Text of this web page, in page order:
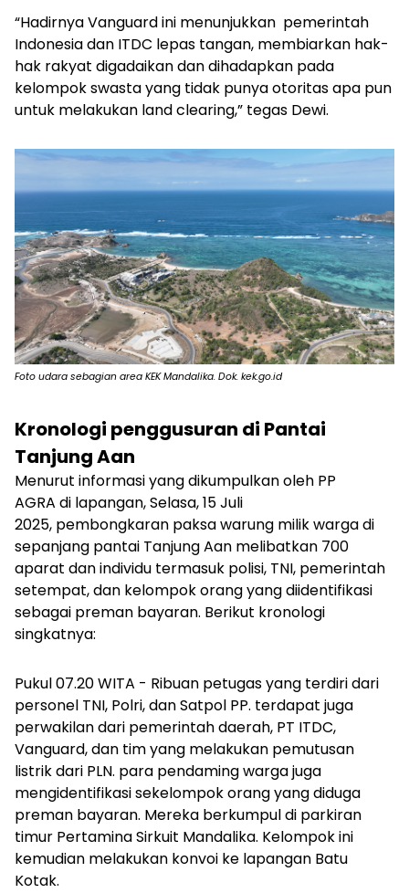
“Hadirnya Vanguard ini menunjukkan pemerintah
Indonesia dan ITDC lepas tangan, membiarkan hak-
hak rakyat digadaikan dan dihadapkan pada
kelompok swasta yang tidak punya otoritas apa pun
untuk melakukan land clearing,” tegas Dewi.
Foto udara sebagian area KEK Mandalika. Dok. kek.go.id
Kronologi penggusuran di Pantai
Tanjung Aan
Menurut informasi yang dikumpulkan oleh PP
AGRA di lapangan, Selasa, 15 Juli
2025, pembongkaran paksa warung milik warga di
sepanjang pantai Tanjung Aan melibatkan 700
aparat dan individu termasuk polisi, TNI, pemerintah
setempat, dan kelompok orang yang diidentifikasi
sebagai preman bayaran. Berikut kronologi
singkatnya:
Pukul 07.20 WITA - Ribuan petugas yang terdiri dari
personel TNI, Polri, dan Satpol PP. terdapat juga
perwakilan dari pemerintah daerah, PT ITDC,
Vanguard, dan tim yang melakukan pemutusan
listrik dari PLN. para pendaming warga juga
mengidentifikasi sekelompok orang yang diduga
preman bayaran. Mereka berkumpul di parkiran
timur Pertamina Sirkuit Mandalika. Kelompok ini
kemudian melakukan konvoi ke lapangan Batu
Kotak.